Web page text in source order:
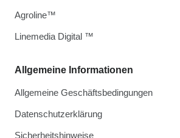
Allgemeine Informationen
Allgemeine Geschäftsbedingungen
Datenschutzerklärung
Sicherheitshinweise
Agroline™
Linemedia Digital ™